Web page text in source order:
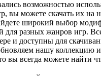
возможностью
вы можете скачать их на
широкий выбор
для разных жанров игр.
и доступны для
нашу коллекцию
вы всегда можете найти